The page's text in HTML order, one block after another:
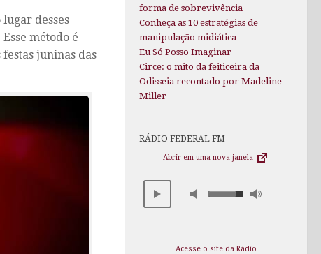
desses
método é
juninas das
forma de sobrevivência
Conheça as 10 estratégias de
manipulação midiática
Eu Só Posso Imaginar
Circe: o mito da feiticeira da
Odisseia recontado por Madeline
Miller
RÁDIO FEDERAL FM
Abrir em uma nova janela
Acesse o site da Rádio